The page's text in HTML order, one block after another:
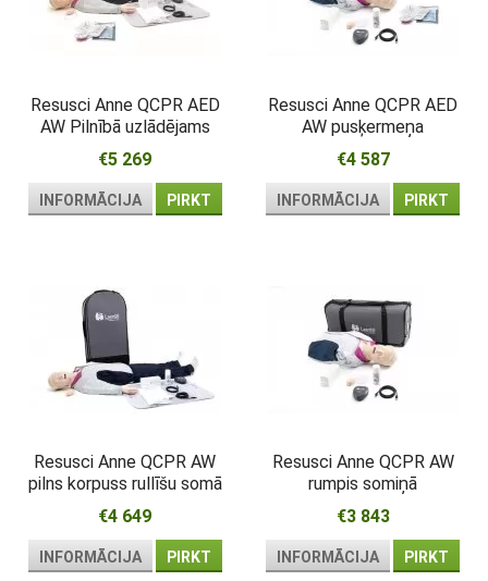
Resusci Anne QCPR AED
AW Pilnībā uzlādējams
€5 269
INFORMĀCIJA PIRKT
Resusci Anne QCPR AED
AW pusķermeņa
uzlādējams
€4 587
INFORMĀCIJA PIRKT
Resusci Anne QCPR AW
pilns korpuss rullīšu somā
Uzlādējams
€4 649
INFORMĀCIJA PIRKT
Resusci Anne QCPR AW
rumpis somiņā
Uzlādējams
€3 843
INFORMĀCIJA PIRKT